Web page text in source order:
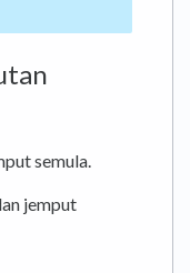
semula.
jemput